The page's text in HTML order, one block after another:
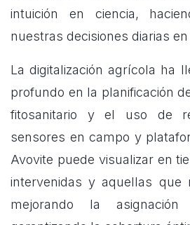
intuición en ciencia,
nuestras decisiones diarias en
La digitalización agrícola ha
profundo en la planificación
fitosanitario y el uso de
sensores en campo y
Avovite puede visualizar en
intervenidas y aquellas que
mejorando la